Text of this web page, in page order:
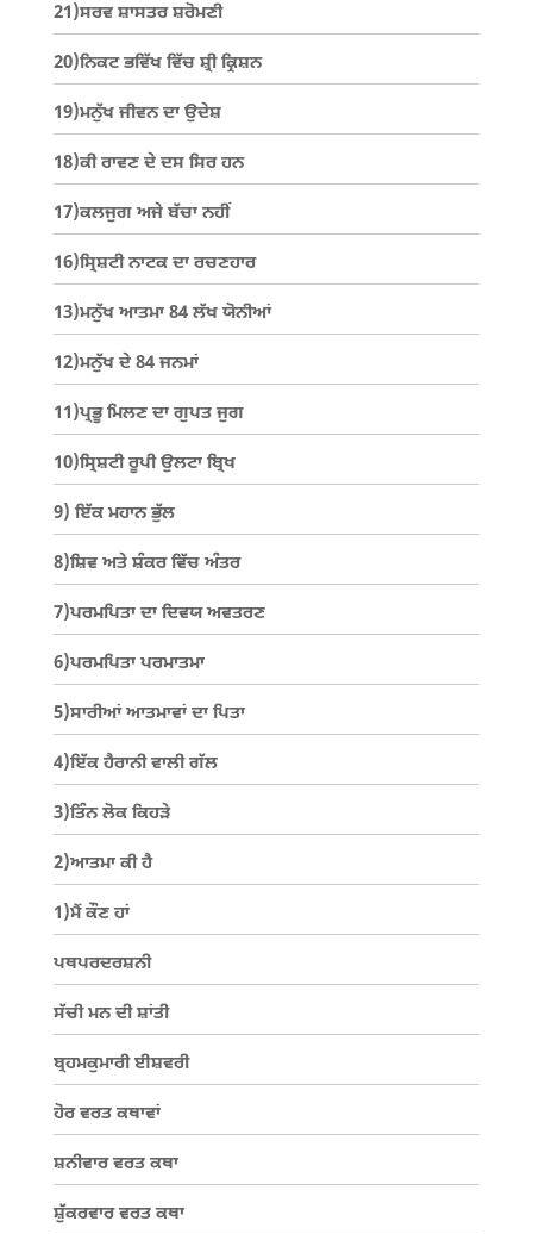
21)ਸਰਵ ਸ਼ਾਸਤਰ ਸ਼ਰੋਮਣੀ
20)ਨਿਕਟ ਭਵਿੱਖ ਵਿੱਚ ਸ਼੍ਰੀ ਕ੍ਰਿਸ਼ਨ
19)ਮਨੁੱਖ ਜੀਵਨ ਦਾ ਉਦੇਸ਼
18)ਕੀ ਰਾਵਣ ਦੇ ਦਸ ਸਿਰ ਹਨ
17)ਕਲਜੁਗ ਅਜੇ ਬੱਚਾ ਨਹੀਂ
16)ਸ੍ਰਿਸ਼ਟੀ ਨਾਟਕ ਦਾ ਰਚਣਹਾਰ
13)ਮਨੁੱਖ ਆਤਮਾ 84 ਲੱਖ ਯੋਨੀਆਂ
12)ਮਨੁੱਖ ਦੇ 84 ਜਨਮਾਂ
11)ਪ੍ਰਭੂ ਮਿਲਣ ਦਾ ਗੁਪਤ ਜੁਗ
10)ਸ੍ਰਿਸ਼ਟੀ ਰੂਪੀ ਉਲਟਾ ਬ੍ਰਿਖ
9) ਇੱਕ ਮਹਾਨ ਭੁੱਲ
8)ਸ਼ਿਵ ਅਤੇ ਸ਼ੰਕਰ ਵਿੱਚ ਅੰਤਰ
7)ਪਰਮਪਿਤਾ ਦਾ ਦਿਵਯ ਅਵਤਰਣ
6)ਪਰਮਪਿਤਾ ਪਰਮਾਤਮਾ
5)ਸਾਰੀਆਂ ਆਤਮਾਵਾਂ ਦਾ ਪਿਤਾ
4)ਇੱਕ ਹੈਰਾਨੀ ਵਾਲੀ ਗੱਲ
3)ਤਿੰਨ ਲੋਕ ਕਿਹੜੇ
2)ਆਤਮਾ ਕੀ ਹੈ
1)ਮੈਂ ਕੌਣ ਹਾਂ
ਪਥਪਰਦਰਸ਼ਨੀ
ਸੱਚੀ ਮਨ ਦੀ ਸ਼ਾਂਤੀ
ਬ੍ਰਹਮਕੁਮਾਰੀ ਈਸ਼ਵਰੀ
ਹੋਰ ਵਰਤ ਕਥਾਵਾਂ
ਸ਼ਨੀਵਾਰ ਵਰਤ ਕਥਾ
ਸ਼ੁੱਕਰਵਾਰ ਵਰਤ ਕਥਾ